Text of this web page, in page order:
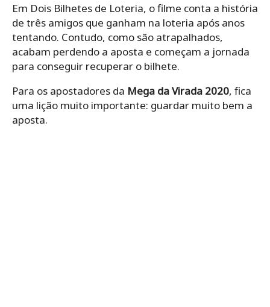
Em Dois Bilhetes de Loteria, o filme conta a história
de três amigos que ganham na loteria após anos
tentando. Contudo, como são atrapalhados,
acabam perdendo a aposta e começam a jornada
para conseguir recuperar o bilhete.
Para os apostadores da Mega da Virada 2020, fica
uma lição muito importante: guardar muito bem a
aposta.